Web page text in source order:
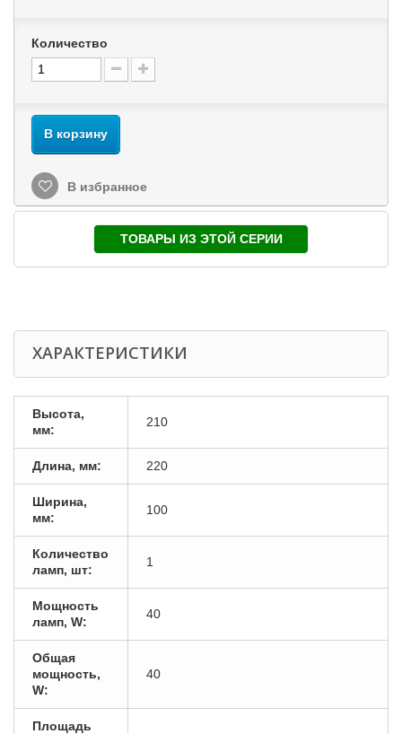
Количество
В корзину
В избранное
ТОВАРЫ ИЗ ЭТОЙ СЕРИИ
ХАРАКТЕРИСТИКИ
Высота,
мм:
210
Длина, мм: 220
Ширина,
мм:
100
Количество
ламп, шт:
1
Мощность
ламп, W:
40
Общая
мощность,
W:
40
Площадь